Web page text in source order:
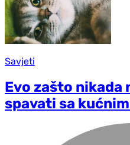
Savjeti
Evo zašto nikada
spavati sa